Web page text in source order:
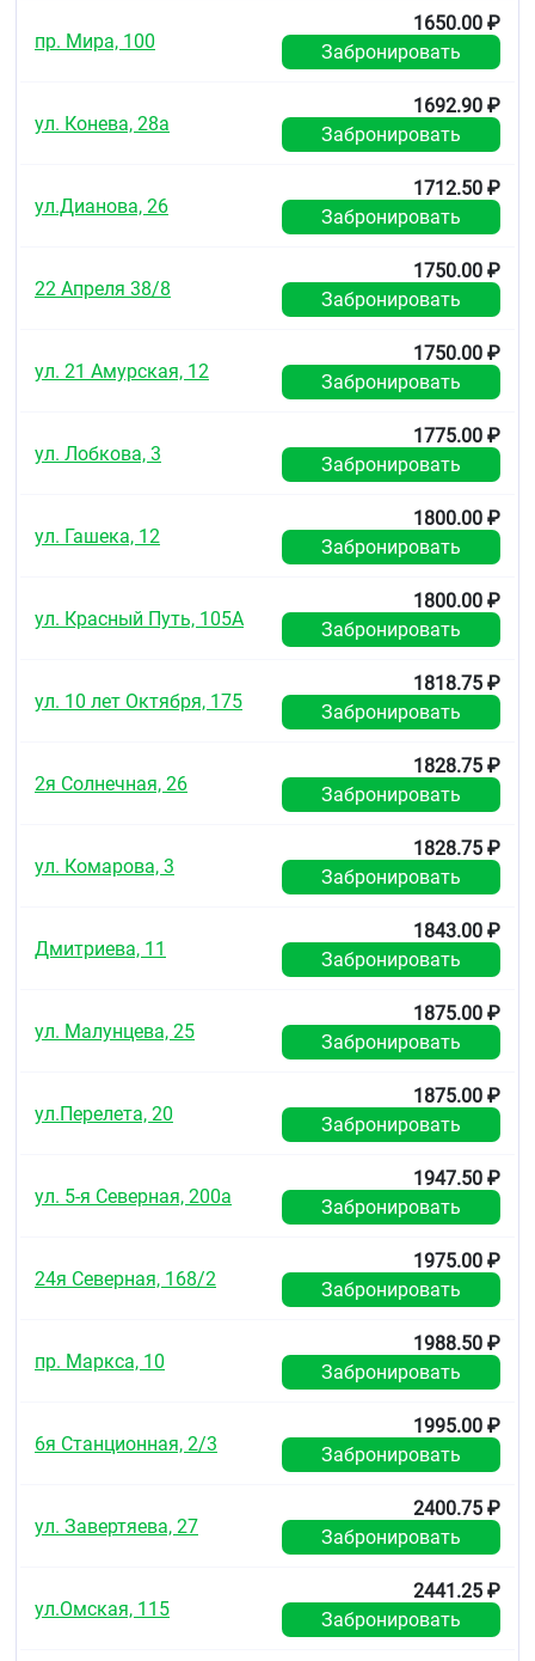
пр. Мира, 100
1650.00 ₽
Забронировать
ул. Конева, 28а
1692.90 ₽
Забронировать
ул.Дианова, 26
1712.50 ₽
Забронировать
22 Апреля 38/8
1750.00 ₽
Забронировать
ул. 21 Амурская, 12
1750.00 ₽
Забронировать
ул. Лобкова, 3
1775.00 ₽
Забронировать
ул. Гашека, 12
1800.00 ₽
Забронировать
ул. Красный Путь, 105А
1800.00 ₽
Забронировать
ул. 10 лет Октября, 175
1818.75 ₽
Забронировать
2я Солнечная, 26
1828.75 ₽
Забронировать
ул. Комарова, 3
1828.75 ₽
Забронировать
Дмитриева, 11
1843.00 ₽
Забронировать
ул. Малунцева, 25
1875.00 ₽
Забронировать
ул.Перелета, 20
1875.00 ₽
Забронировать
ул. 5-я Северная, 200а
1947.50 ₽
Забронировать
24я Северная, 168/2
1975.00 ₽
Забронировать
пр. Маркса, 10
1988.50 ₽
Забронировать
6я Станционная, 2/3
1995.00 ₽
Забронировать
ул. Завертяева, 27
2400.75 ₽
Забронировать
ул.Омская, 115
2441.25 ₽
Забронировать